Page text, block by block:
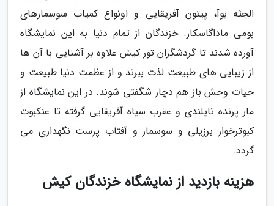
الجثه بوآ، پیتون آفریقایی و اونواع کمیاب سوسمارهای
بومی ماداگاسکار. خزندگان از تمام دنیا به این نمایشگاه
آورده شدند تا گردشگران تور کیش علاوه بر آشنایی با آن ها
از زیبایی های طبیعت لذت ببرند و از عظمت دنیا طبیعت و
حیات وحش باز هم دچار شگفتی شوند. در این نمایشگاه از
مار پرنده تایلندی و عقرب سیاه آفریقایی گرفته تا عنکبوت
کبوترخوار برزیلی و سوسمار و آفتاب پرست نگهداری می
گردد.
هزینه بازدید از نمایشگاه خزندگان کیش